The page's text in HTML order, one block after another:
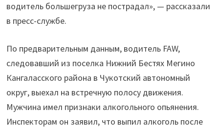
водитель большегруза не пострадал», — рассказали
в пресс-службе.
По предварительным данным, водитель FAW,
следовавший из поселка Нижний Бестях Мегино
Кангаласского района в Чукотский автономный
округ, выехал на встречную полосу движения.
Мужчина имел признаки алкогольного опьянения.
Инспекторам он заявил, что выпил алкоголь после